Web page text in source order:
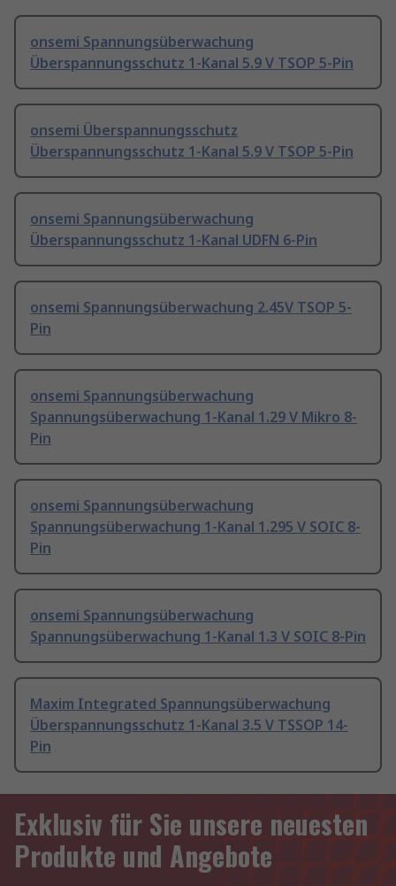
onsemi Spannungsüberwachung
Überspannungsschutz 1-Kanal 5.9 V TSOP 5-Pin
onsemi Überspannungsschutz
Überspannungsschutz 1-Kanal 5.9 V TSOP 5-Pin
onsemi Spannungsüberwachung
Überspannungsschutz 1-Kanal UDFN 6-Pin
onsemi Spannungsüberwachung 2.45V TSOP 5-
Pin
onsemi Spannungsüberwachung
Spannungsüberwachung 1-Kanal 1.29 V Mikro 8-
Pin
onsemi Spannungsüberwachung
Spannungsüberwachung 1-Kanal 1.295 V SOIC 8-
Pin
onsemi Spannungsüberwachung
Spannungsüberwachung 1-Kanal 1.3 V SOIC 8-Pin
Maxim Integrated Spannungsüberwachung
Überspannungsschutz 1-Kanal 3.5 V TSSOP 14-
Pin
Exklusiv für Sie unsere neuesten
Produkte und Angebote